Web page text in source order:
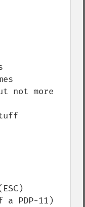
not more
PDP-11)